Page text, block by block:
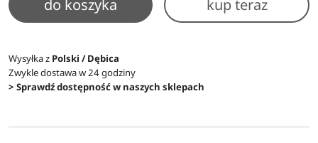
do koszyka kup teraz
Wysyłka z Polski / Dębica
Zwykle dostawa w 24 godziny
> Sprawdź dostępność w naszych sklepach